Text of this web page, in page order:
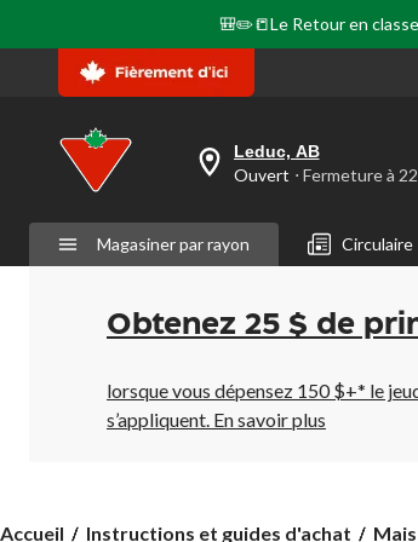
🎒✏️📒Le Retour en
votre
est
Leduc,
AB,
Fermeture
à
22:00
cliquer
pour
Leduc, AB
Ouvert ⋅
Magasiner par rayon Circulaire
Obtenez 25 $ de
lorsque vous dépensez 150 $+* le
s’appliquent. En savoir plus
Accueil Instructions et guides d'achat